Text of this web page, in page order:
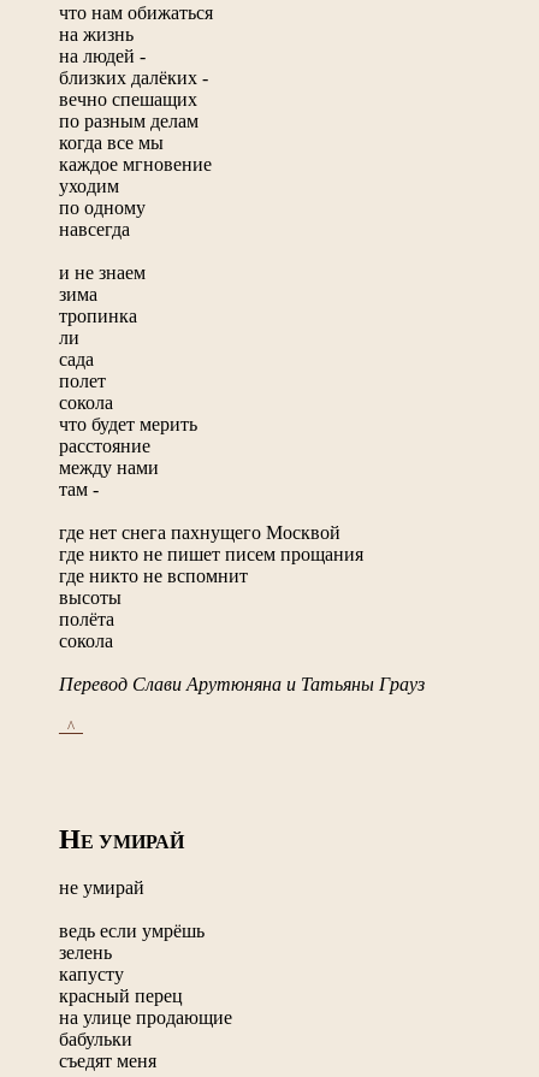
что нам обижаться
на жизнь
на людей -
близких далёких -
вечно спешащих
по разным делам
когда все мы
каждое мгновение
уходим
по одному
навсегда
и не знаем
зима
тропинка
ли
сада
полет
сокола
что будет мерить
расстояние
между нами
там -
где нет снега пахнущего Москвой
где никто не пишет писем прощания
где никто не вспомнит
высоты
полёта
сокола
Перевод Слави Арутюняна и Татьяны Грауз
_^_
НЕ УМИРАЙ
не умирай
ведь если умрёшь
зелень
капусту
красный перец
на улице продающие
бабульки
съедят меня